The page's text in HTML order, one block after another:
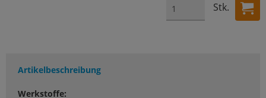
Stk.
Artikelbeschreibung
Werkstoffe: